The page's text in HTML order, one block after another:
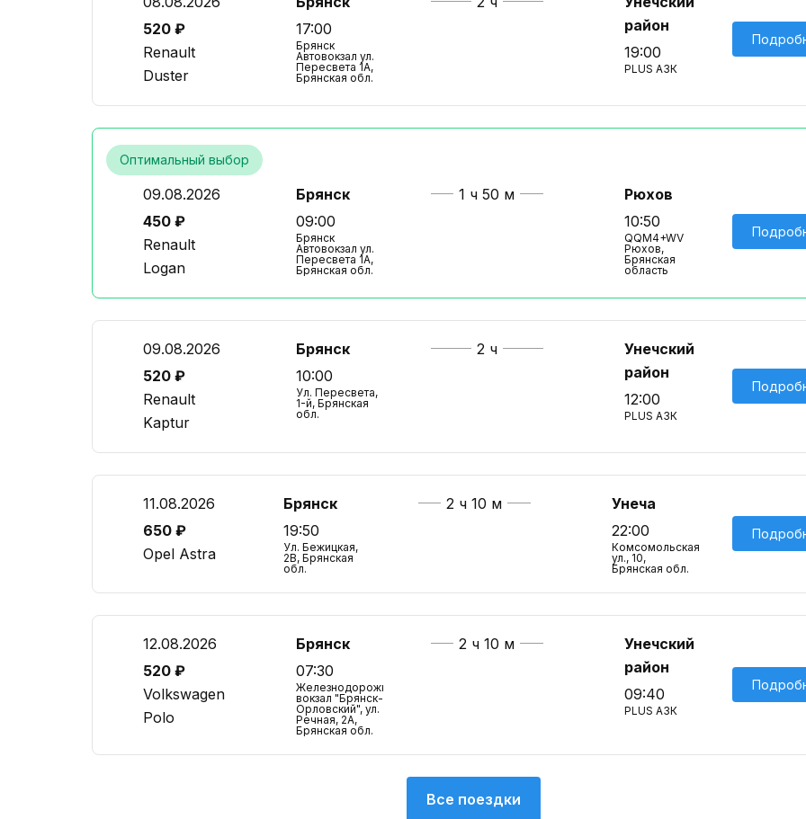
520 ₽
Renault
Duster
17:00
Брянск
Автовокзал ул.
Пересвета 1А,
Брянская обл.
район
19:00
PLUS АЗК
Оптимальный выбор
09.08.2026
450 ₽
Renault
Logan
Брянск
09:00
Брянск
Автовокзал ул.
Пересвета 1А,
Брянская обл.
1 ч 50 м
Рюхов
10:50
QQM4+WV
Рюхов,
Брянская
область
09.08.2026
520 ₽
Renault
Kaptur
Брянск
10:00
Ул. Пересвета,
1-й, Брянская
обл.
2 ч
Унечский
район
12:00
PLUS АЗК
11.08.2026
650 ₽
Opel Astra
Брянск
19:50
Ул. Бежицкая,
2В, Брянская
обл.
2 ч 10 м
Унеча
22:00
Комсомольская
ул., 10,
Брянская обл.
12.08.2026
520 ₽
Volkswagen
Polo
Брянск
07:30
Железнодорожный
вокзал "Брянск-
Орловский", ул.
Речная, 2A,
Брянская обл.
2 ч 10 м
Унечский
район
09:40
PLUS АЗК
Все поездки